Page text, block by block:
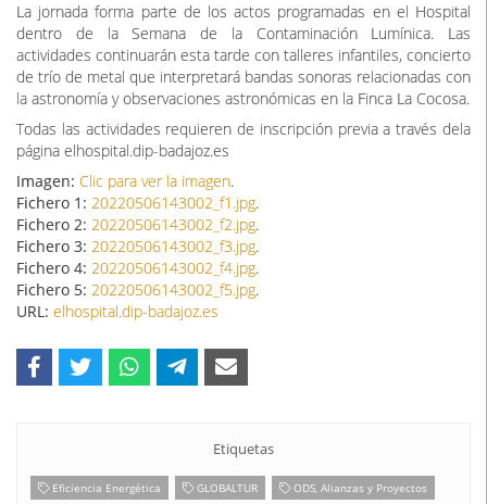
La jornada forma parte de los actos programadas en el Hospital
dentro de la Semana de la Contaminación Lumínica. Las
actividades continuarán esta tarde con talleres infantiles, concierto
de trío de metal que interpretará bandas sonoras relacionadas con
la astronomía y observaciones astronómicas en la Finca La Cocosa.
Todas las actividades requieren de inscripción previa a través dela
página elhospital.dip-badajoz.es
Imagen: Clic para ver la imagen.
Fichero 1: 20220506143002_f1.jpg.
Fichero 2: 20220506143002_f2.jpg.
Fichero 3: 20220506143002_f3.jpg.
Fichero 4: 20220506143002_f4.jpg.
Fichero 5: 20220506143002_f5.jpg.
URL: elhospital.dip-badajoz.es
Etiquetas
Eficiencia Energética GLOBALTUR
ODS, Alianzas y Proyectos